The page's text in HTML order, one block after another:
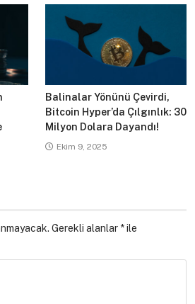
Balinalar Yönünü Çevirdi,
Bitcoin Hyper’da Çılgınlık: 30
Milyon Dolara Dayandı!
Ekim 9, 2025
Gerekli alanlar *ile